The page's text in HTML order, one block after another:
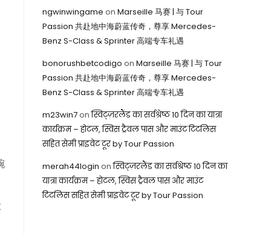
ngwinwingame on Marseille 马赛 | 与 Tour
Passion 共赴地中海蔚蓝传奇，尊享 Mercedes-
Benz S-Class & Sprinter 高端专车礼遇
bonorushbetcodigo on Marseille 马赛 | 与 Tour
Passion 共赴地中海蔚蓝传奇，尊享 Mercedes-
Benz S-Class & Sprinter 高端专车礼遇
m23win7onस्विट्ज़रलैंड का सर्वश्रेष्ठ 10 दिन का यात्रा
कार्यक्रम – होटल, स्विस ट्रैवल पास और माउंट टिटलिस
सहित सेमी प्राइवेट टूर by Tour Passion
merah44login onस्विट्ज़रलैंड का सर्वश्रेष्ठ 10 दिन का
यात्रा कार्यक्रम – होटल, स्विस ट्रैवल पास और माउंट
टिटलिस सहित सेमी प्राइवेट टूर by Tour Passion